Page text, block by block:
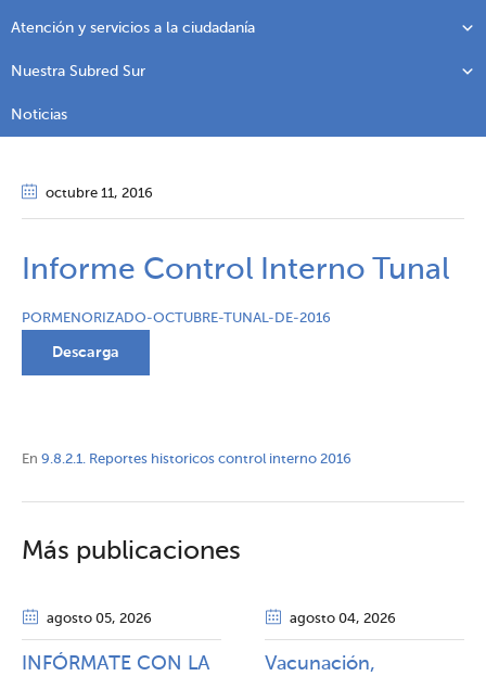
Atención y servicios a la ciudadanía
Nuestra Subred Sur
Noticias
octubre 11, 2016
Informe Control Interno Tunal
PORMENORIZADO-OCTUBRE-TUNAL-DE-2016
Descarga
En 9.8.2.1. Reportes historicos control interno 2016
Más publicaciones
agosto 05, 2026
INFÓRMATE CON LA
agosto 04, 2026
Vacunación,